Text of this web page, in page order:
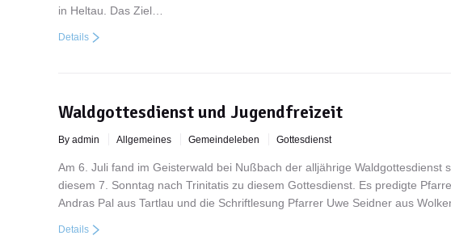
in Heltau. Das Ziel…
Details
Waldgottesdienst und Jugendfreizeit
By admin Allgemeines Gemeindeleben Gottesdienst
Am 6. Juli fand im Geisterwald bei Nußbach der alljährige Waldgottesdienst
diesem 7. Sonntag nach Trinitatis zu diesem Gottesdienst. Es predigte
Andras Pal aus Tartlau und die Schriftlesung Pfarrer Uwe Seidner aus
Details